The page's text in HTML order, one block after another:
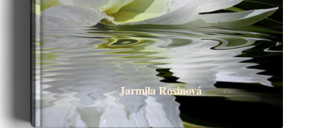
Jarmila Rosinová